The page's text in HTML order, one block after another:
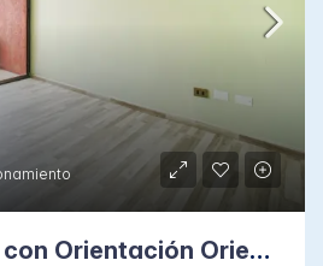
Departamento con Orientación Oriente en Condominio